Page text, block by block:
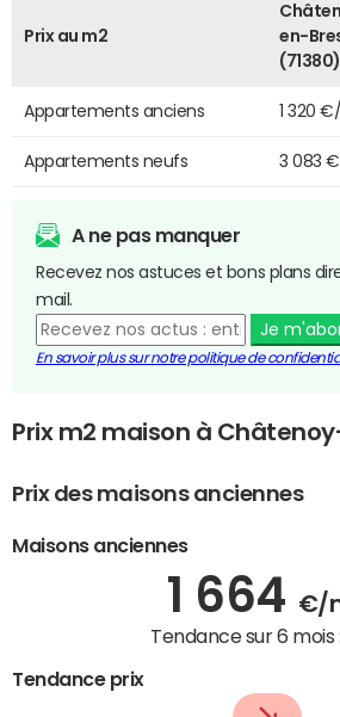
Prix au m2
en-
(71380)
Appartements anciens 1 320
Appartements neufs 3 083
A ne pas manquer
Recevez nos astuces et bons plans
mail.
Je
En savoir plus sur notre politique de
Prix m2 maison à
Prix des maisons anciennes
Maisons anciennes
1 664 €/
Tendance sur 6 mois :
Tendance prix